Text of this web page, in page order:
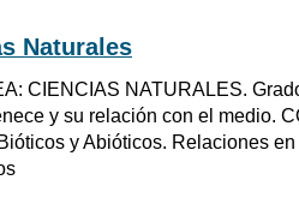
Naturales
CIENCIAS NATURALES.
y su relación con el medio.
y Abióticos. Relaciones